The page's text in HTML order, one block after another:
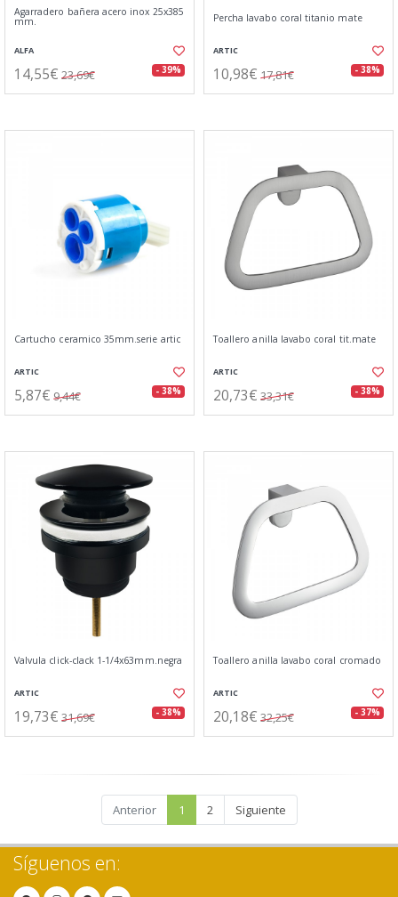
Agarradero bañera acero inox 25x385
mm.
ALFA
14,55€ 23,69€ - 39%
Percha lavabo coral titanio mate
ARTIC
10,98€ 17,81€ - 38%
Cartucho ceramico 35mm.serie artic
ARTIC
5,87€ 9,44€ - 38%
Toallero anilla lavabo coral tit.mate
ARTIC
20,73€ 33,31€ - 38%
Valvula click-clack 1-1/4x63mm.negra
ARTIC
19,73€ 31,69€ - 38%
Toallero anilla lavabo coral cromado
ARTIC
20,18€ 32,25€ - 37%
Anterior 1 2 Siguiente
Síguenos en: